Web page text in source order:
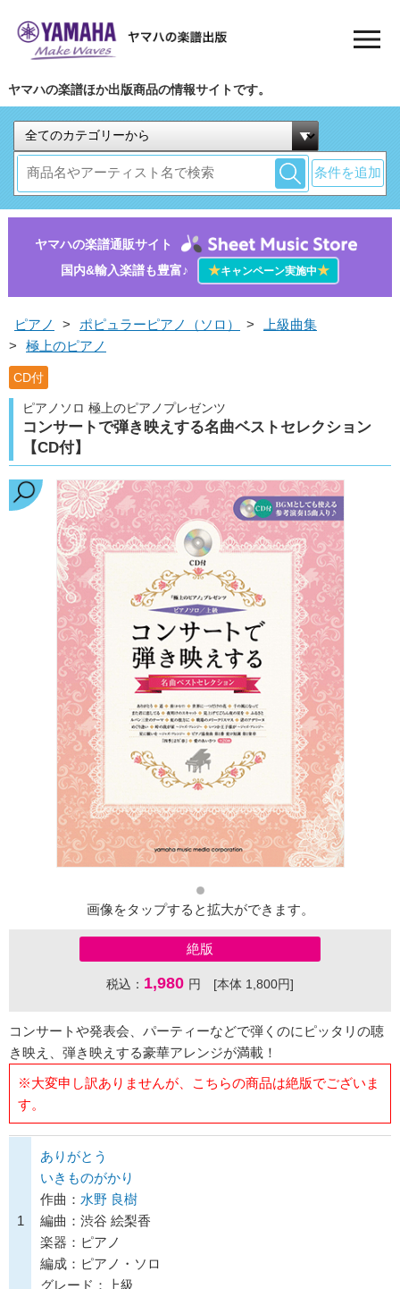
ヤマハの楽譜ほか出版商品の情報サイトです。
条件を追加
ヤマハの楽譜通販サイト
国内&輸入楽譜も豊富♪
★キャンペーン実施中★
ピアノ > ポピュラーピアノ（ソロ） >
上級曲集
>
極上のピアノ
CD付
ピアノソロ 極上のピアノプレゼンツ
コンサートで弾き映えする名曲ベストセレクション
【CD付】
画像をタップすると拡大ができます。
絶版
税込： 1,980 円 [本体 1,800円]
コンサートや発表会、パーティーなどで弾くのにピッタリの聴
き映え、弾き映えする豪華アレンジが満載！
※大変申し訳ありませんが、こちらの商品は絶版でございま
す。
1
ありがとう
いきものがかり
作曲： 水野 良樹
編曲：渋谷 絵梨香
楽器：ピアノ
編成：ピアノ・ソロ
グレード：上級